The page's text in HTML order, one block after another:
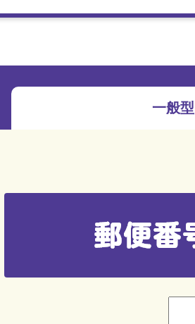
一般型